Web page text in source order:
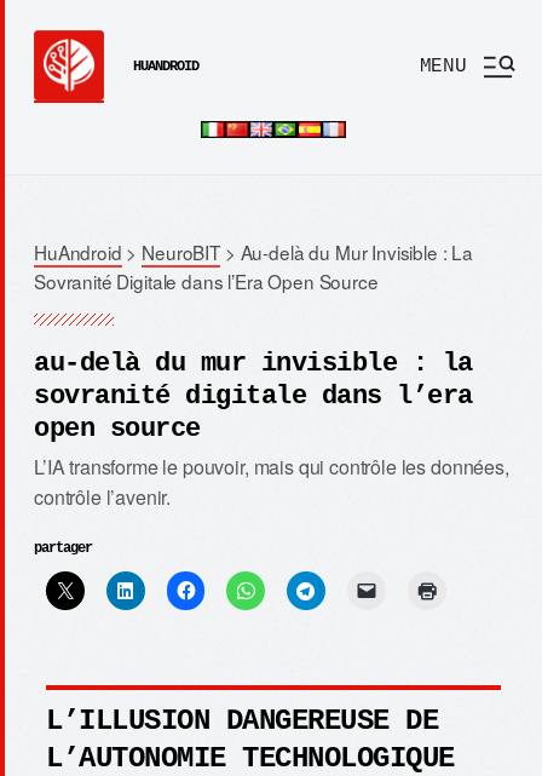
HUANDROID MENU
HuAndroid > NeuroBIT> Au-delà du Mur Invisible : La
Sovranité Digitale dans l’Era Open Source
au-delà du mur invisible : la
sovranité digitale dans l’era
open source
L’IA transforme le pouvoir, mais qui contrôle les données,
contrôle l’avenir.
partager
L’ILLUSION DANGEREUSE DE
L’AUTONOMIE TECHNOLOGIQUE